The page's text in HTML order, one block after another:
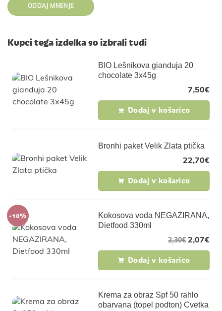
Kupci tega izdelka so izbrali tudi
BIO Lešnikova gianduja 20
chocolate 3x45g
7,50€
Dodaj v košarico
Bronhi paket Velik Zlata ptička
22,70€
Dodaj v košarico
-10%
Kokosova voda NEGAZIRANA,
Dietfood 330ml
2,07€
2,30€
Dodaj v košarico
Krema za obraz Spf 50 rahlo
obarvana (topel podton) Cvetka